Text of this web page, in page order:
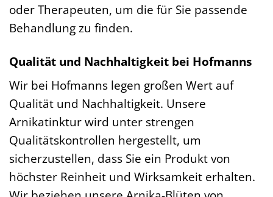
oder Therapeuten, um die für Sie passende
Behandlung zu finden.
Qualität und Nachhaltigkeit bei Hofmanns
Wir bei Hofmanns legen großen Wert auf
Qualität und Nachhaltigkeit. Unsere
Arnikatinktur wird unter strengen
Qualitätskontrollen hergestellt, um
sicherzustellen, dass Sie ein Produkt von
höchster Reinheit und Wirksamkeit erhalten.